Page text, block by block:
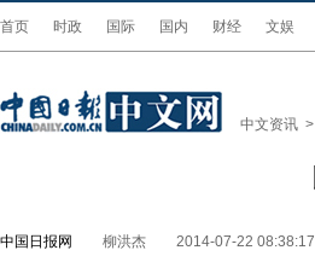
首页 时政 国际 国内 财经 文娱
中文资讯 >
中国日报网 柳洪杰 2014-07-22 08:38:17